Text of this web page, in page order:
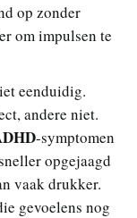
op zonder
om impulsen te
eenduidig.
andere niet.
-symptomen
opgejaagd
vaak drukker.
gevoelens nog